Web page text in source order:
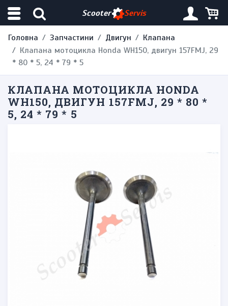
Scooter Servis
Головна Запчастини Двигун
Клапана
Клапана мотоцикла Honda WH150, двигун 157FMJ, 29
* 80 * 5, 24 * 79 * 5
КЛАПАНА МОТОЦИКЛА HONDA
WH150, ДВИГУН 157FMJ, 29 * 80 *
5, 24 * 79 * 5